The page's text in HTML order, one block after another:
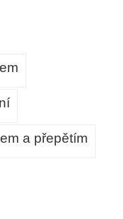
a přepětím